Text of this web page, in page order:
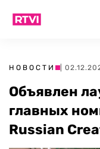
НОВОСТИ |
Объявлен
главных
Russian